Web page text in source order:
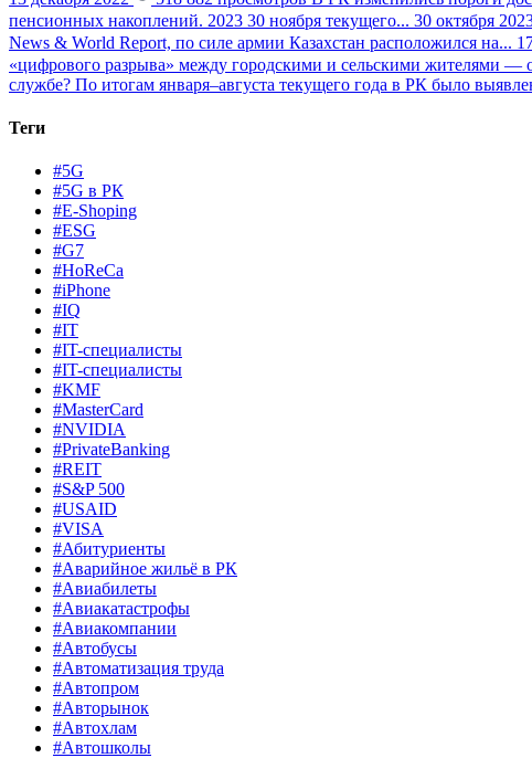
пенсионных накоплений. 2023 30 ноября текущего... 30 октября
News & World Report, по силе армии Казахстан расположился на...
«цифрового разрыва» между городскими и сельскими жителями —
службе? По итогам января–августа текущего года в РК было
Теги
#5G
#5G в РК
#E-Shoping
#ESG
#G7
#HoReCa
#iPhone
#IQ
#IT
#IT-специалисты
#IT-специалисты
#KMF
#MasterCard
#NVIDIA
#PrivateBanking
#REIT
#S&P 500
#USAID
#VISA
#Абитуриенты
#Аварийное жильё в РК
#Авиабилеты
#Авиакатастрофы
#Авиакомпании
#Автобусы
#Автоматизация труда
#Автопром
#Авторынок
#Автохлам
#Автошколы